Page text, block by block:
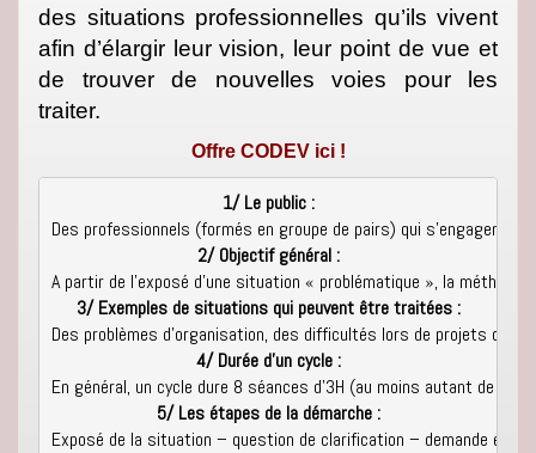
des situations professionnelles qu’ils vivent
afin d’élargir leur vision, leur point de vue et
de trouver de nouvelles voies pour les
traiter.
Offre CODEV ici !
1/ Le public :
Des professionnels (formés en groupe de pairs) qui s'engagent
2/ Objectif général :
A partir de l'exposé d'une situation « problématique », la
3/ Exemples de situations qui peuvent être traitées :
Des problèmes d'organisation, des difficultés lors de projets
4/ Durée d'un cycle :
En général, un cycle dure 8 séances d'3H (au moins autant de
5/ Les étapes de la démarche :
Exposé de la situation – question de clarification – demande et